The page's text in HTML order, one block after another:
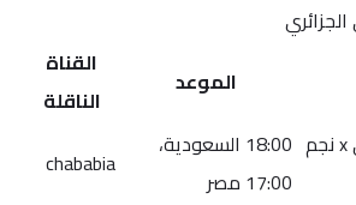
الموعد
القناة
الناقلة
الاتحاد الرياضي السوفي x نجم
18:00 السعودية،
17:00 مصر
chababia